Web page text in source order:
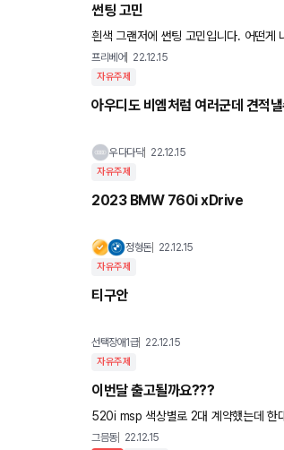
썬팅 고민
프리베어 22.12.15
자유주제
아우디도 비엠처럼 여러군데 견적
우다다닥 22.12.15
자유주제
2023 BMW 760i xDrive
정형돈 22.12.15
자유주제
티구안
선택장애1급 22.12.15
자유주제
이번달 출고될까요???
520i msp 색상별로 2대 계약했는데 한대는 14대 배정
네요.. 이번달 가능성 있을까요??
그믐동 22.12.15